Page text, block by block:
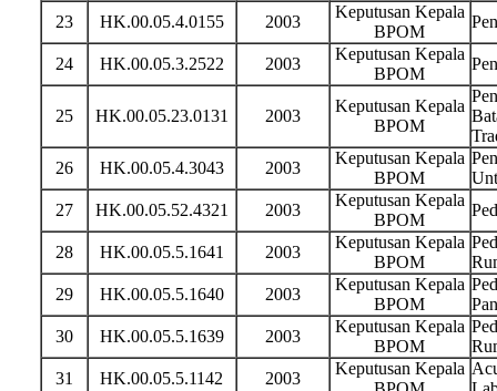
23 HK.00.05.4.0155 2003
Keputusan Kepala
BPOM
24 HK.00.05.3.2522 2003
Keputusan Kepala
BPOM
25 HK.00.05.23.0131 2003
Keputusan Kepala
BPOM
26
HK.00.05.4.3043 2003
Keputusan Kepala
BPOM
27
HK.00.05.52.4321 2003
Keputusan Kepala
BPOM
28 HK.00.05.5.1641 2003
Keputusan Kepala
BPOM
29
HK.00.05.5.1640 2003
Keputusan Kepala
BPOM
30
HK.00.05.5.1639 2003
Keputusan Kepala
BPOM
31
HK.00.05.5.1142 2003
Keputusan Kepala